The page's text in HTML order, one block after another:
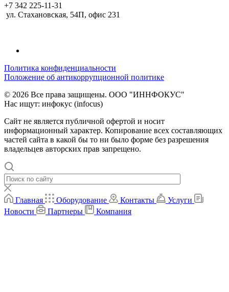
+7 342 225-11-31
ул. Стахановская, 54П, офис 231
Политика конфиденциальности
Положение об антикоррупционной политике
© 2026 Все права защищены. ООО "ИННФОКУС"
Нас ищут: инфокус (infocus)
Сайт не является публичной офертой и носит
информационный характер. Копирование всех составляющих
частей сайта в какой бы то ни было форме без разрешения
владельцев авторских прав запрещено.
Главная Оборудование Контакты
Услуги
Новости
Партнеры Компания